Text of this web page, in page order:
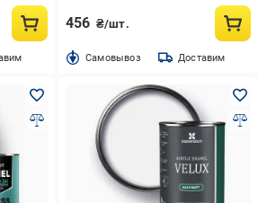
456 ₴/шт.
Cамовывоз Доставим